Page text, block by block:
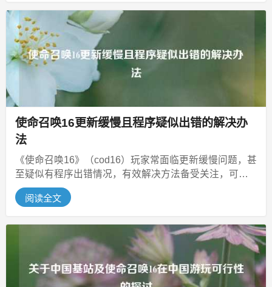
使命召唤16更新缓慢且程序疑似出错的解决办
法
《使命召唤16》（cod16）玩家常面临更新缓慢问题，甚
至疑似有程序出错情况，有效解决方法备受关注，可能
涉及网络设置优化，如更改...
阅读全文